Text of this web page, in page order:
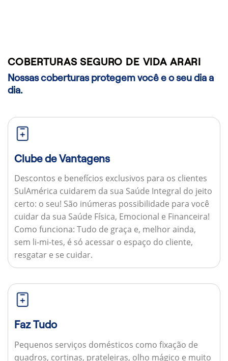
COBERTURAS SEGURO DE VIDA ARARI
Nossas coberturas protegem você e o seu dia a
dia.
Clube de Vantagens
Descontos e benefícios exclusivos para os clientes
SulAmérica cuidarem da sua Saúde Integral do jeito
certo: o seu! São inúmeras possibilidade para você
cuidar da sua Saúde Física, Emocional e Financeira!
Como funciona: Tudo de graça e, melhor ainda,
sem li-mi-tes, é só acessar o espaço do cliente,
resgatar e se cuidar.
Faz Tudo
Pequenos serviços domésticos como fixação de
quadros, cortinas, prateleiras, olho mágico e muito